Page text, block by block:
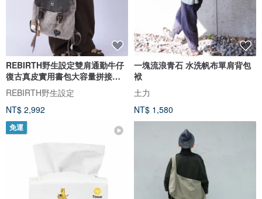
REBIRTH野生設定雙肩通勤牛仔
復古真皮實用書包大容量拼接流
浪包
REBIRTH野生設定
NT$ 2,992
一塊流浪青石 水洗帆布單肩背包
袱
土力
NT$ 1,580
免運